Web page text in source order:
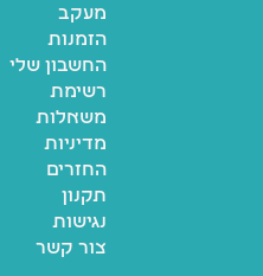
מעקב
הזמנות
החשבון שלי
רשימת
משאלות
מדיניות
החזרים
תקנון
נגישות
צור קשר